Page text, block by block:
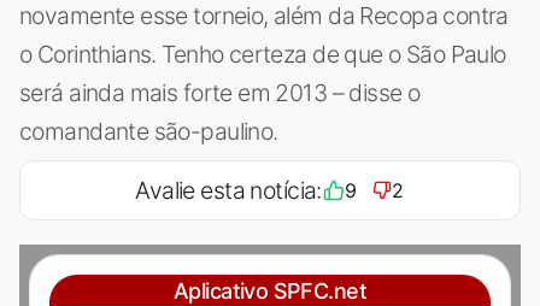
novamente esse torneio, além da Recopa contra
o Corinthians. Tenho certeza de que o São Paulo
será ainda mais forte em 2013 – disse o
comandante são-paulino.
Avalie esta notícia: 9 2
Aplicativo SPFC.net